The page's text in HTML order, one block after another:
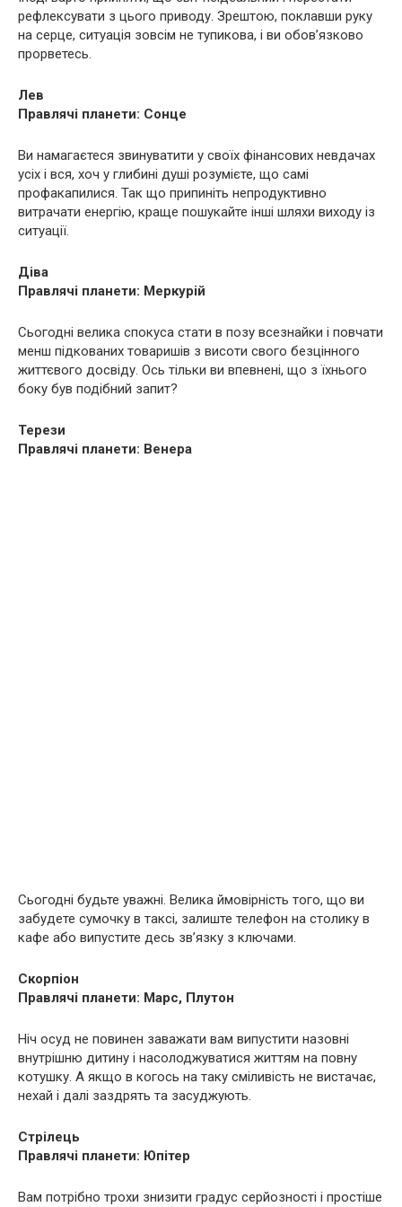
рефлексувати з цього приводу. Зрештою, поклавши руку
на серце, ситуація зовсім не тупикова, і ви обов’язково
прорветесь.
Лев
Правлячі планети: Сонце
Ви намагаєтеся звинуватити у своїх фінансових невдачах
усіх і вся, хоч у глибині душі розумієте, що самі
профакапилися. Так що припиніть непродуктивно
витрачати енергію, краще пошукайте інші шляхи виходу із
ситуації.
Діва
Правлячі планети: Меркурій
Сьогодні велика спокуса стати в позу всезнайки і повчати
менш підкованих товаришів з висоти свого безцінного
життєвого досвіду. Ось тільки ви впевнені, що з їхнього
боку був подібний запит?
Терези
Правлячі планети: Венера
Сьогодні будьте уважні. Велика ймовірність того, що ви
забудете сумочку в таксі, залиште телефон на столику в
кафе або випустите десь зв’язку з ключами.
Скорпіон
Правлячі планети: Марс, Плутон
Ніч осуд не повинен заважати вам випустити назовні
внутрішню дитину і насолоджуватися життям на повну
котушку. А якщо в когось на таку сміливість не вистачає,
нехай і далі заздрять та засуджують.
Стрілець
Правлячі планети: Юпітер
Вам потрібно трохи знизити градус серйозності і простіше